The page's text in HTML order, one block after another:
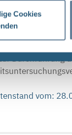
Cookies
zur
gemäß
Durchführung
vom: